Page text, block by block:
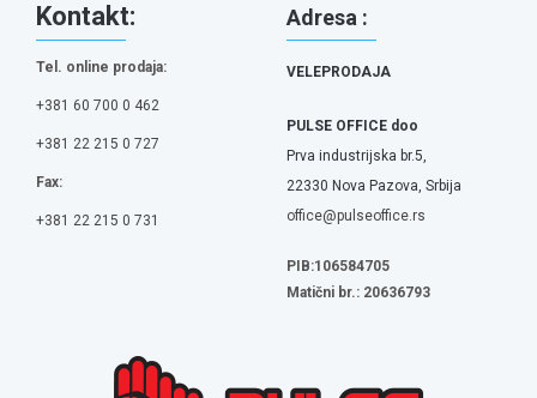
Kontakt:
Tel. online prodaja:
+381 60 700 0 462
+381 22 215 0 727
Fax:
+381 22 215 0 731
Adresa :
VELEPRODAJA
PULSE OFFICE doo
Prva industrijska br.5,
22330 Nova Pazova, Srbija
office@pulseoffice.rs
PIB:106584705
Matični br.: 20636793